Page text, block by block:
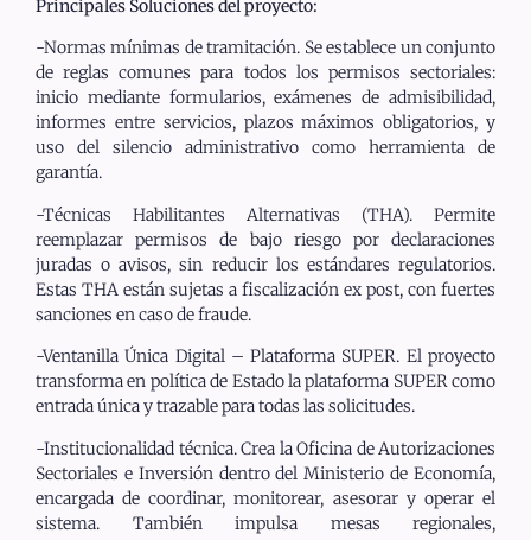
Principales Soluciones del proyecto:
-Normas mínimas de tramitación. Se establece un conjunto
de reglas comunes para todos los permisos sectoriales:
inicio mediante formularios, exámenes de admisibilidad,
informes entre servicios, plazos máximos obligatorios, y
uso del silencio administrativo como herramienta de
garantía.
-Técnicas Habilitantes Alternativas (THA). Permite
reemplazar permisos de bajo riesgo por declaraciones
juradas o avisos, sin reducir los estándares regulatorios.
Estas THA están sujetas a fiscalización ex post, con fuertes
sanciones en caso de fraude.
-Ventanilla Única Digital – Plataforma SUPER. El proyecto
transforma en política de Estado la plataforma SUPER como
entrada única y trazable para todas las solicitudes.
-Institucionalidad técnica. Crea la Oficina de Autorizaciones
Sectoriales e Inversión dentro del Ministerio de Economía,
encargada de coordinar, monitorear, asesorar y operar el
sistema. También impulsa mesas regionales,